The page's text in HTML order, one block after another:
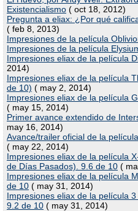
Existencialismo ( oct 18, 2012)
Pregunta a eliax: ¿Por qué
( feb 8, 2013)
Impresiones de la película
Impresiones de la película
Impresiones eliax de la película
2014)
Impresiones eliax de la película
de 10) ( may 2, 2014)
Impresiones eliax de la película
( may 15, 2014)
Primer avance extendido de
may 16, 2014)
Avance/trailer oficial de la
( may 22, 2014)
Impresiones eliax de la película
de Días Pasados). 9.6 de 10 (
Impresiones eliax de la película
de 10 ( may 31, 2014)
Impresiones eliax de la película
9.2 de 10 ( may 31, 2014)